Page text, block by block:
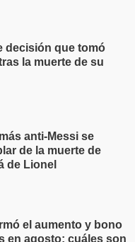
decisión que tomó
la muerte de su
anti-Messi se
de la muerte de
de Lionel
el aumento y bono
en agosto: cuáles son